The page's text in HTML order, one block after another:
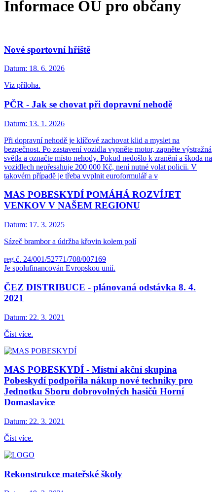
Informace OÚ pro občany
Nové sportovní hřiště
Datum: 18. 6. 2026
Viz příloha.
PČR - Jak se chovat při dopravní nehodě
Datum: 13. 1. 2026
Při dopravní nehodě je klíčové zachovat klid a myslet na
bezpečnost. Po zastavení vozidla vypněte motor, zapněte výstražná
světla a označte místo nehody. Pokud nedošlo k zranění a škoda na
vozidlech nepřesahuje 200 000 Kč, není nutné volat policii. V
takovém případě je třeba vyplnit euroformulář a v
MAS POBESKYDÍ POMÁHÁ ROZVÍJET
VENKOV V NAŠEM REGIONU
Datum: 17. 3. 2025
Sázeč brambor a údržba křovin kolem polí
reg.č. 24/001/52771/708/007169
Je spolufinancován Evropskou unií.
ČEZ DISTRIBUCE - plánovaná odstávka 8. 4.
2021
Datum: 22. 3. 2021
Číst více.
MAS POBESKYDÍ - Místní akční skupina
Pobeskydí podpořila nákup nové techniky pro
Jednotku Sboru dobrovolných hasičů Horní
Domaslavice
Datum: 22. 3. 2021
Číst více.
Rekonstrukce mateřské školy